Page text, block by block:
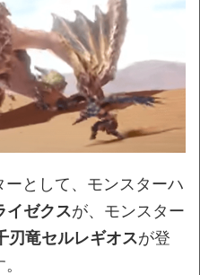
として、モンスターハ
イゼクスが、モンスター
刃竜セルレギオスが登